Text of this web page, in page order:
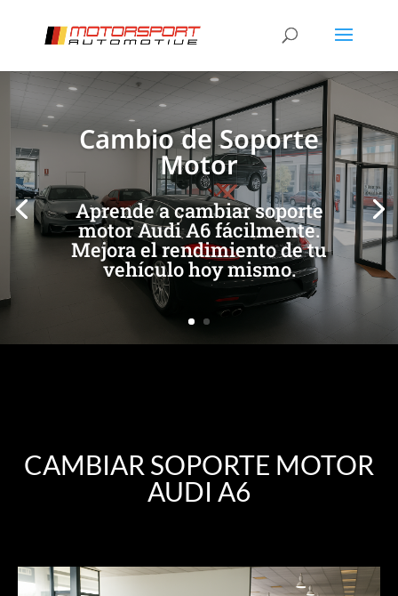
Cambio de Soporte
Motor
Aprende a cambiar soporte
motor Audi A6 fácilmente.
Mejora el rendimiento de tu
vehículo hoy mismo.
[/et_pb_slide] [/et_pb_slide]
CAMBIAR SOPORTE MOTOR
AUDI A6